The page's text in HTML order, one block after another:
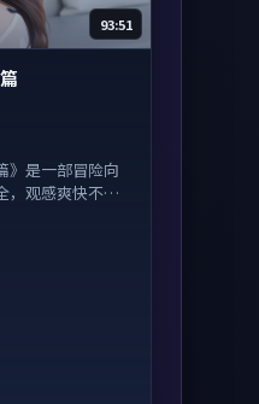
93:51
》是一部冒险向
，观感爽快不拖